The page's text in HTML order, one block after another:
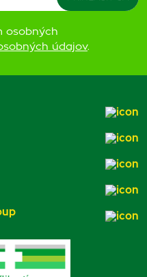
osobných
údajov.